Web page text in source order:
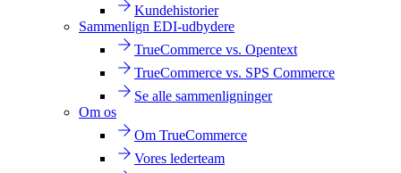
Kundehistorier
Sammenlign EDI-udbydere
TrueCommerce vs. Opentext
TrueCommerce vs. SPS Commerce
Se alle sammenligninger
Om os
Om TrueCommerce
Vores lederteam